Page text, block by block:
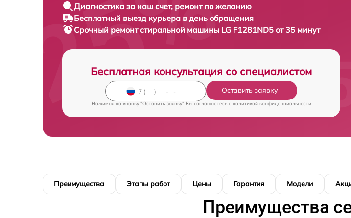
Диагностика за наш счет, ремонт по желанию
Бесплатный выезд курьера в день обращения
Срочный ремонтстиральной машины LG F1281ND5 от 35 минут
Бесплатная консультация со специалистом
Оставить заявку
Нажимая на кнопку "Оставить заявку" Вы соглашаетесь c политикой конфиденциальности
Преимущества Этапы работ Цены Гарантия Модели
Преимущества